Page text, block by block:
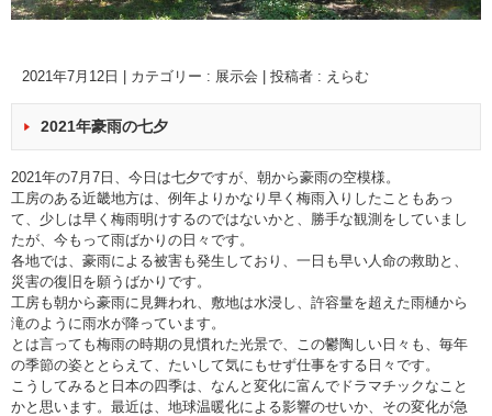
2021年7月12日 カテゴリー : 展示会 投稿者 : えらむ
2021年豪雨の七夕
2021年の7月7日、今日は七夕ですが、朝から豪雨の空模様。
工房のある近畿地方は、例年よりかなり早く梅雨入りしたこともあっ
て、少しは早く梅雨明けするのではないかと、勝手な観測をしていまし
たが、今もって雨ばかりの日々です。
各地では、豪雨による被害も発生しており、一日も早い人命の救助と、
災害の復旧を願うばかりです。
工房も朝から豪雨に見舞われ、敷地は水浸し、許容量を超えた雨樋から
滝のように雨水が降っています。
とは言っても梅雨の時期の見慣れた光景で、この鬱陶しい日々も、毎年
の季節の姿ととらえて、たいして気にもせず仕事をする日々です。
こうしてみると日本の四季は、なんと変化に富んでドラマチックなこと
かと思います。最近は、地球温暖化による影響のせいか、その変化が急